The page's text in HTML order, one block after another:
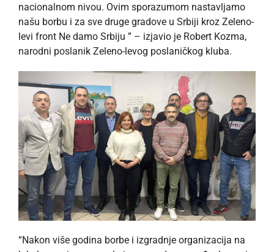
nacionalnom nivou. Ovim sporazumom nastavljamo
našu borbu i za sve druge gradove u Srbiji kroz Zeleno-
levi front Ne damo Srbiju ” – izjavio je Robert Kozma,
narodni poslanik Zeleno-levog poslaničkog kluba.
“Nakon više godina borbe i izgradnje organizacija na